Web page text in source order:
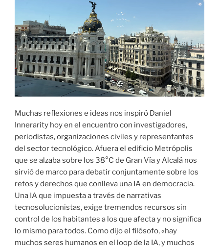
Muchas reflexiones e ideas nos inspiró Daniel
Innerarity hoy en el encuentro con investigadores,
periodistas, organizaciones civiles y representantes
del sector tecnológico. Afuera el edificio Metrópolis
que se alzaba sobre los 38°C de Gran Vía y Alcalá nos
sirvió de marco para debatir conjuntamente sobre los
retos y derechos que conlleva una IA en democracia.
Una IA que impuesta a través de narrativas
tecnosolucionistas, exige tremendos recursos sin
control de los habitantes a los que afecta y no significa
lo mismo para todos. Como dijo el filósofo, «hay
muchos seres humanos en el loop de la IA, y muchos